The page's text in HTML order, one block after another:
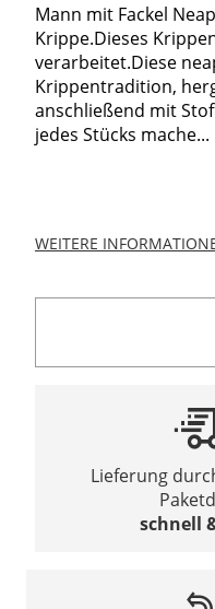
Mann mit Fackel
Krippe.Dieses
verarbeitet.Diese
Krippentradition,
anschließend mit
jedes Stücks mache...
WEITERE
Lieferung
schnell